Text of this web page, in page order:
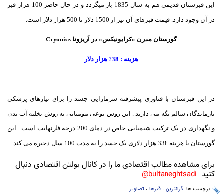
این قبرستان قدیمی هم به سال 1835 باز میگردد و در حال حاضر 100 هزار قبر
در آن وجود دارد. قیمت قبرهای آن نیز از 1500 دلار تا 500 هزار دلار است.
گورستان مدرن «کرایونیکس» در آریزونا Cryonics
هزینه : 338 هزار دلار
در این قبرستان با فناوری پیشرفته سرمازایی جسد را برای نیازهای پزشکی
بازماندگان سالم نگه می دارند . این روش نوعی مومیایی به روش تخلیه آب بدن
و نگهداری در یک ترکیب شیمیایی خاص در دمای 200 درجه فارنهایت است .
این
گورستان با هزینه 338 هزار دلاری یک جسد را به مدت 100 سال ذخیره می کند.
برای مشاهده مطالب اقتصادی ما را در کانال بولتن اقتصادی دنبال
کنید bultaneghtsadi@
برچسب ها: گرانترین ، قبرها ، تصاویر